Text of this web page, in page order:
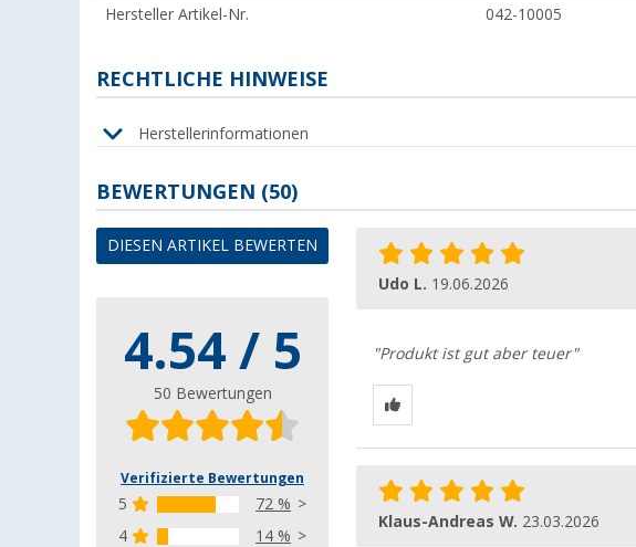
Hersteller Artikel-Nr. 042-10005
RECHTLICHE HINWEISE
Herstellerinformationen
BEWERTUNGEN (50)
DIESEN ARTIKEL BEWERTEN
4.54 / 5
50 Bewertungen
Verifizierte Bewertungen
5
72 %
4
14 %
Udo L. 19.06.2026
"Produkt ist gut aber teuer"
Klaus-Andreas W. 23.03.2026